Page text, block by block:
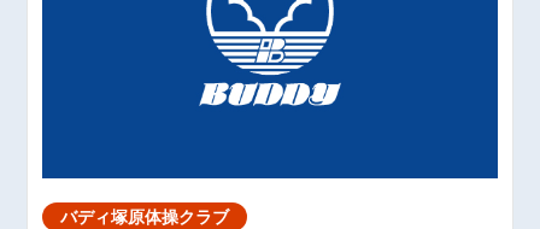
バディ塚原体操クラブ